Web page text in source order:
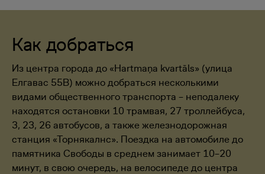
Как добраться
Из центра города до «Hartmaņa kvartāls» (улица
Елгавас 55B) можно добраться несколькими
видами общественного транспорта – неподалеку
находятся остановки 10 трамвая, 27 троллейбуса,
3, 23, 26 автобусов, а также железнодорожная
станция «Торнякалнс». Поездка на автомобиле до
памятника Свободы в среднем занимает 10–20
минут, в свою очередь, на велосипеде до центра